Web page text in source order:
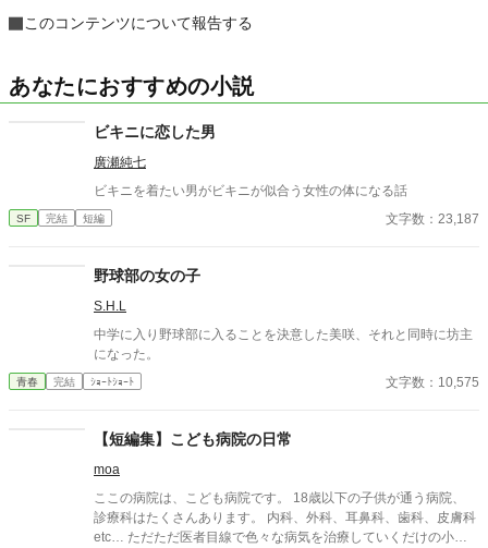
このコンテンツについて報告する
あなたにおすすめの小説
ビキニに恋した男
廣瀬純七
ビキニを着たい男がビキニが似合う女性の体になる話
SF 完結 短編 文字数：23,187
野球部の女の子
S.H.L
中学に入り野球部に入ることを決意した美咲、それと同時に坊主
になった。
青春 完結 ｼｮｰﾄｼｮｰﾄ 文字数：10,575
【短編集】こども病院の日常
moa
ここの病院は、こども病院です。 18歳以下の子供が通う病院、
診療科はたくさんあります。 内科、外科、耳鼻科、歯科、皮膚科
etc… ただただ医者目線で色々な病気を治療していくだけの小説